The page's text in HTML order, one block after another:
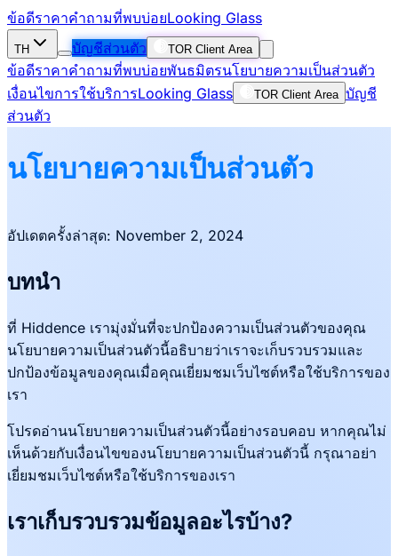
ข้อดีราคาคำถามที่พบบ่อยLooking Glass
TH บัญชีส่วนตัว TOR Client Area
ข้อดีราคาคำถามที่พบบ่อยพันธมิตรนโยบายความเป็นส่วนตัว
เงื่อนไขการใช้บริการLooking Glass TOR Client Area บัญชี
ส่วนตัว
นโยบายความเป็นส่วนตัว
อัปเดตครั้งล่าสุด: November 2, 2024
บทนำ
ที่ Hiddence เรามุ่งมั่นที่จะปกป้องความเป็นส่วนตัวของคุณ
นโยบายความเป็นส่วนตัวนี้อธิบายว่าเราจะเก็บรวบรวมและ
ปกป้องข้อมูลของคุณเมื่อคุณเยี่ยมชมเว็บไซต์หรือใช้บริการของ
เรา
โปรดอ่านนโยบายความเป็นส่วนตัวนี้อย่างรอบคอบ หากคุณไม่
เห็นด้วยกับเงื่อนไขของนโยบายความเป็นส่วนตัวนี้ กรุณาอย่า
เยี่ยมชมเว็บไซต์หรือใช้บริการของเรา
เราเก็บรวบรวมข้อมูลอะไรบ้าง?